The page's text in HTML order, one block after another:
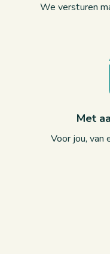
We versturen
Met
Voor jou, van